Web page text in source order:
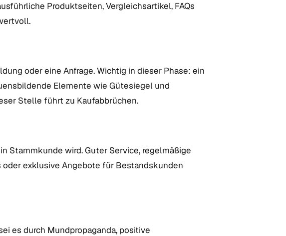
Produktseiten, Vergleichsartikel, FAQs
oder eine Anfrage. Wichtig in dieser Phase: ein
Elemente wie Gütesiegel und
Stelle führt zu Kaufabbrüchen.
Stammkunde wird. Guter Service, regelmäßige
exklusive Angebote für Bestandskunden
es durch Mundpropaganda, positive